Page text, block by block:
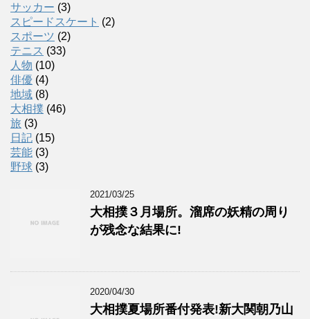
サッカー (3)
スピードスケート (2)
スポーツ (2)
テニス (33)
人物 (10)
俳優 (4)
地域 (8)
大相撲 (46)
旅 (3)
日記 (15)
芸能 (3)
野球 (3)
2021/03/25
大相撲３月場所。溜席の妖精の周り
が残念な結果に!
2020/04/30
大相撲夏場所番付発表!新大関朝乃山